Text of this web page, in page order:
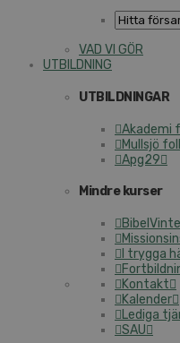
VAD VI GÖR
UTBILDNING
UTBILDNINGAR
Akademi
Mullsjö
Apg29
Mindre kurser
I trygga
Kontakt
Kalender
Lediga
SAU